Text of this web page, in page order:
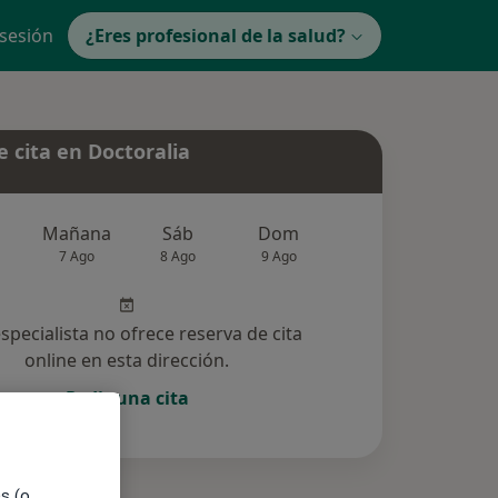
¿Eres profesional de la salud?
cita en Doctoralia
Mañana
7 Ago
Sáb
8 Ago
Dom
9 Ago
no ofrece reserva de cita
online en esta dirección.
Pedir una cita